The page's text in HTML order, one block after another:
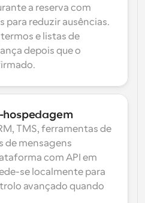
a reserva com
para reduzir ausências.
e listas de
depois que o
hospedagem
TMS, ferramentas de
de mensagens
com API em
se localmente para
avançado quando